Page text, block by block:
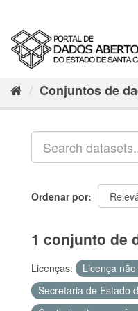
Conjuntos de
Ordenar por
1 conjunto de
Licenças: Licença
Secretaria de Estado